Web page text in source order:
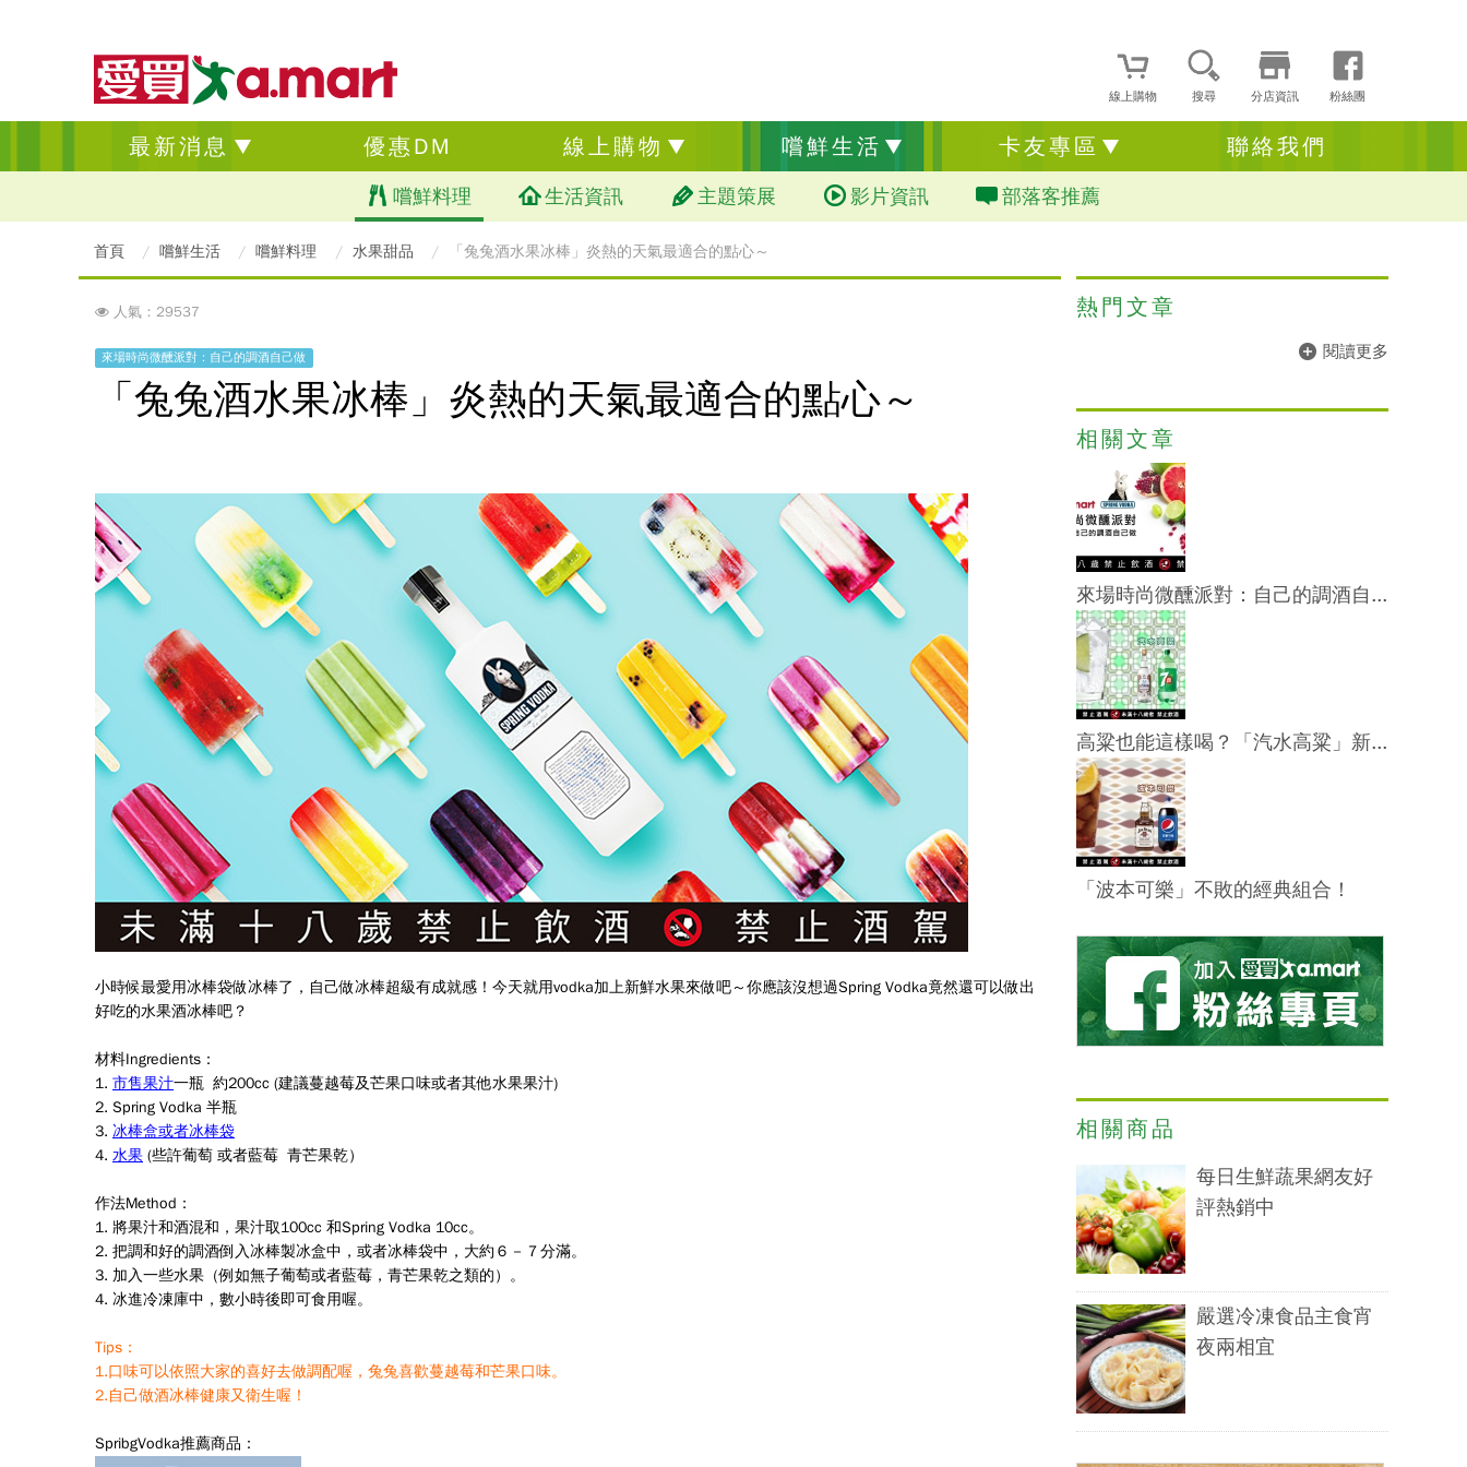
線上購物 搜尋 分店資訊 粉絲團
最新消息 優惠DM 線上購物 嚐鮮生活 卡友專區 聯絡我們
嚐鮮料理 生活資訊 主題策展 影片資訊 部落客推薦
首頁 嚐鮮生活 嚐鮮料理 水果甜品 「兔兔酒水果冰棒」炎熱的天氣最適合的點心～
人氣：29537
來場時尚微醺派對：自己的調酒自己做
「兔兔酒水果冰棒」炎熱的天氣最適合的點心～
小時候最愛用冰棒袋做冰棒了，自己做冰棒超級有成就感！今天就用vodka加上新鮮水果來做吧～你應該沒想過Spring Vodka竟然還可以做出
好吃的水果酒冰棒吧？
材料Ingredients：
1. 市售果汁一瓶 約200cc (建議蔓越莓及芒果口味或者其他水果果汁)
2. Spring Vodka 半瓶
3. 冰棒盒或者冰棒袋
4. 水果 (些許葡萄 或者藍莓 青芒果乾）
作法Method：
1. 將果汁和酒混和，果汁取100cc 和Spring Vodka 10cc。
2. 把調和好的調酒倒入冰棒製冰盒中，或者冰棒袋中，大約６－７分滿。
3. 加入一些水果（例如無子葡萄或者藍莓，青芒果乾之類的）。
4. 冰進冷凍庫中，數小時後即可食用喔。
Tips：
1.口味可以依照大家的喜好去做調配喔，兔兔喜歡蔓越莓和芒果口味。
2.自己做酒冰棒健康又衛生喔！
SpribgVodka推薦商品：
熱門文章
閱讀更多
相關文章
來場時尚微醺派對：自己的調酒自...
高粱也能這樣喝？「汽水高粱」新...
「波本可樂」不敗的經典組合！
相關商品
每日生鮮蔬果網友好
評熱銷中
嚴選冷凍食品主食宵
夜兩相宜